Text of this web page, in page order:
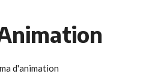
d'animation